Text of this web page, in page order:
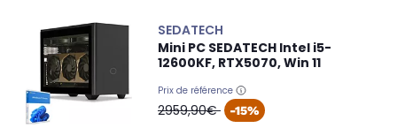
SEDATECH
Mini PC SEDATECH Intel i5-
12600KF, RTX5070, Win 11
Prix de référence
oldPrice
2959,90€ -15%